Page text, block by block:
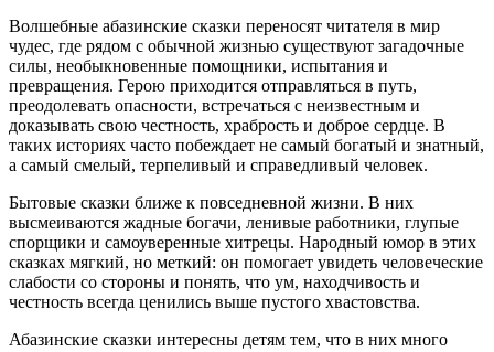
Волшебные абазинские сказки переносят читателя в мир
чудес, где рядом с обычной жизнью существуют загадочные
силы, необыкновенные помощники, испытания и
превращения. Герою приходится отправляться в путь,
преодолевать опасности, встречаться с неизвестным и
доказывать свою честность, храбрость и доброе сердце. В
таких историях часто побеждает не самый богатый и знатный,
а самый смелый, терпеливый и справедливый человек.
Бытовые сказки ближе к повседневной жизни. В них
высмеиваются жадные богачи, ленивые работники, глупые
спорщики и самоуверенные хитрецы. Народный юмор в этих
сказках мягкий, но меткий: он помогает увидеть человеческие
слабости со стороны и понять, что ум, находчивость и
честность всегда ценились выше пустого хвастовства.
Абазинские сказки интересны детям тем, что в них много